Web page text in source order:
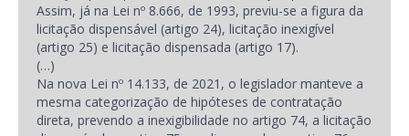
Assim, já na Lei nº 8.666, de 1993, previu-se a figura da
licitação dispensável (artigo 24), licitação inexigível
(artigo 25) e licitação dispensada (artigo 17).
(…)
Na nova Lei nº 14.133, de 2021, o legislador manteve a
mesma categorização de hipóteses de contratação
direta, prevendo a inexigibilidade no artigo 74, a licitação